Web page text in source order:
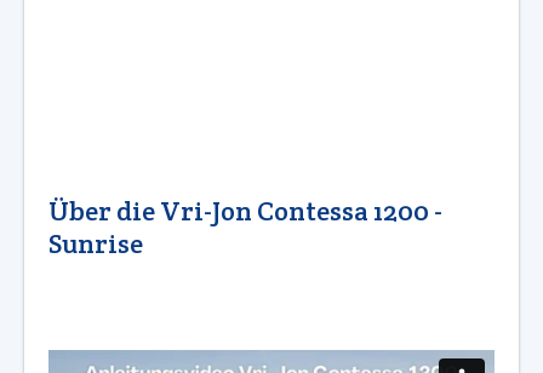
Über die Vri-Jon Contessa 1200 -
Sunrise